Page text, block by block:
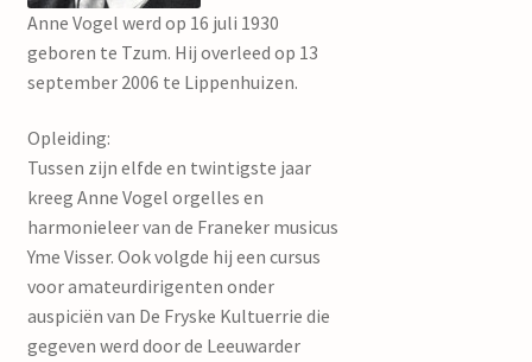
mijn account
Anne Vogel werd op 16 juli 1930
geboren te Tzum. Hij overleed op 13
september 2006 te Lippenhuizen.
Opleiding:
Tussen zijn elfde en twintigste jaar
kreeg Anne Vogel orgelles en
harmonieleer van de Franeker musicus
Yme Visser. Ook volgde hij een cursus
voor amateurdirigenten onder
auspiciën van De Fryske Kultuerrie die
gegeven werd door de Leeuwarder